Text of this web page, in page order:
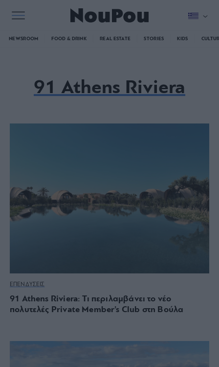
NEWSROOM FOOD & DRINK REAL ESTATE STORIES KIDS
91 Athens Riviera
ΕΠΕΝΔΥΣΕΙΣ
91 Athens Riviera: Τι περιλαμβάνει το νέο
πολυτελές Private Member’s Club στη Βούλα